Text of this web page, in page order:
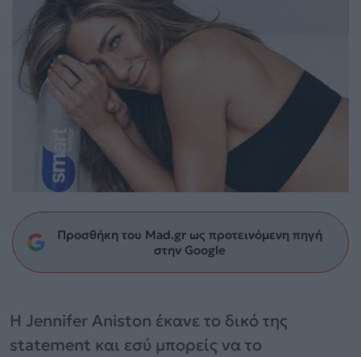
Προσθήκη του Mad.gr ως προτεινόμενη πηγή
στην Google
Η Jennifer Aniston έκανε το δικό της
statement και εσύ μπορείς να το